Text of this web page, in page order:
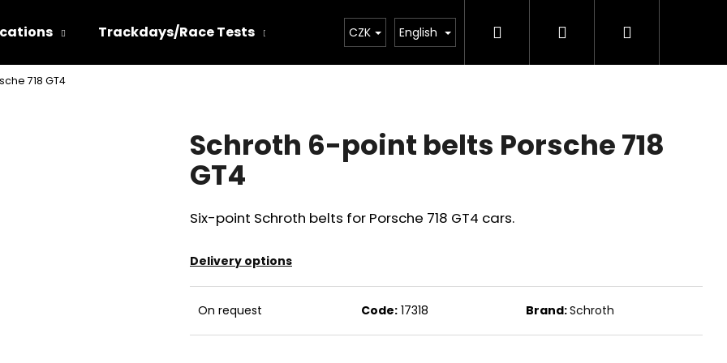
Trackdays/Race Tests Chiptuning Závodní tým Merch
CZK English Search Login Shopping
718 GT4
Schroth 6-point belts Porsche 718
GT4
Six-point Schroth belts for Porsche 718 GT4 cars.
Delivery options
On request Code: 17318 Brand:Schroth
are you looking for?
SEARCH